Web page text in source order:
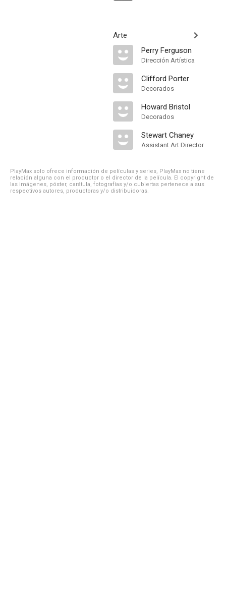
Arte
Perry Ferguson
Dirección Artística
Clifford Porter
Decorados
Howard Bristol
Decorados
Stewart Chaney
Assistant Art Director
PlayMax solo ofrece información de películas y series, PlayMax no tiene
relación alguna con el productor o el director de la película. El copyright de
las imágenes, póster, carátula, fotografías y/o cubiertas pertenece a sus
respectivos autores, productoras y/o distribuidoras.